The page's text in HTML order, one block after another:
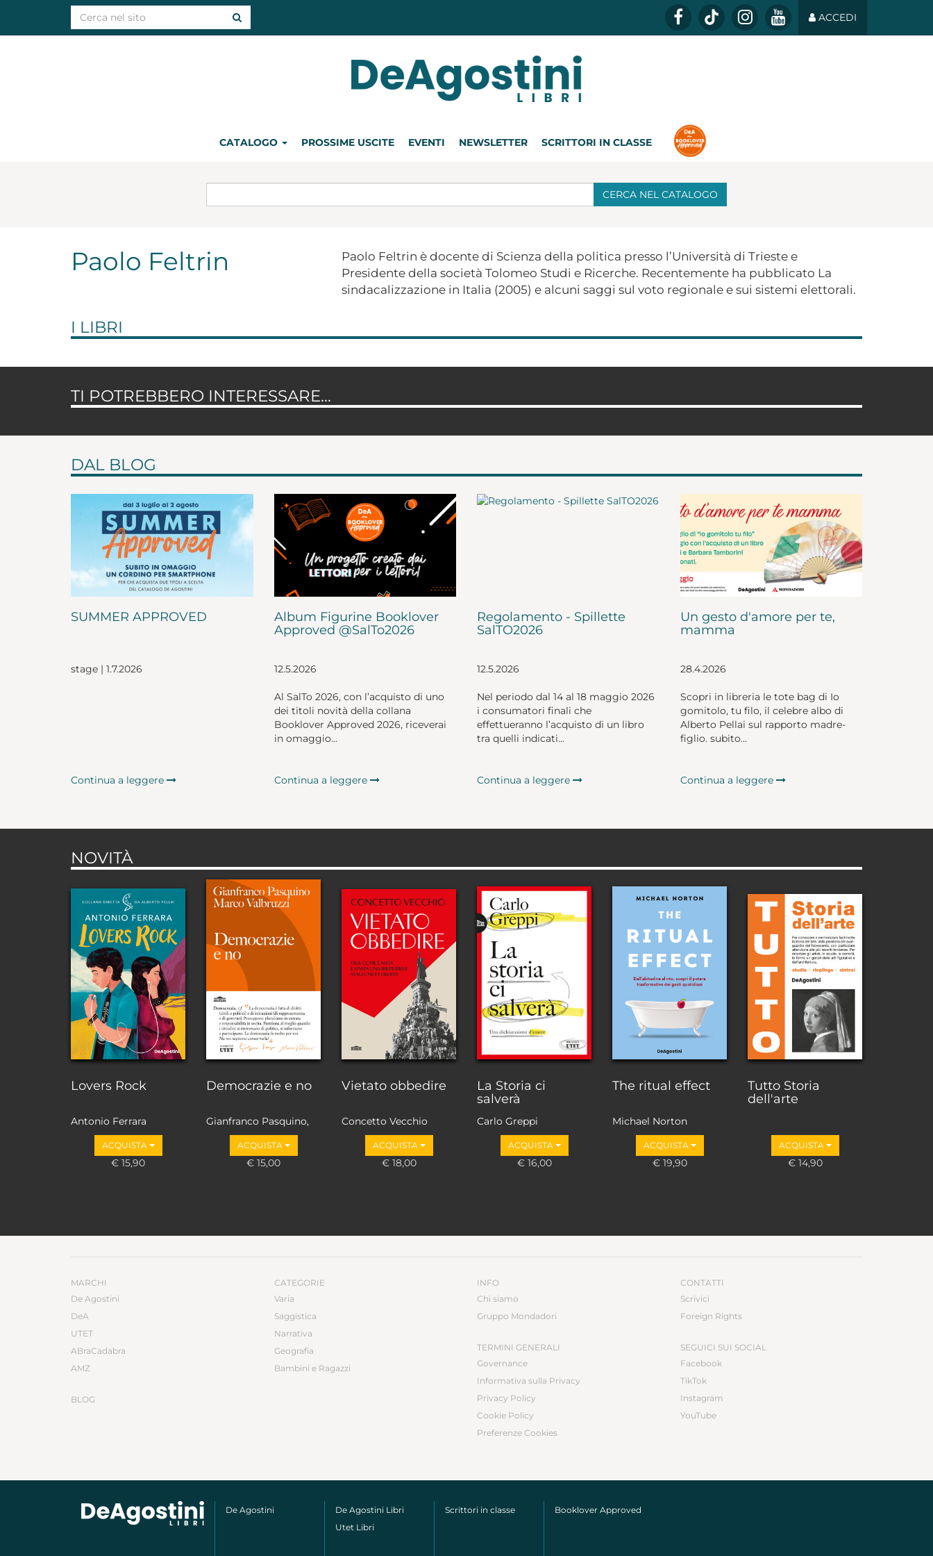
ACCEDI
CATALOGO PROSSIME USCITE EVENTI NEWSLETTER SCRITTORI IN CLASSE
CERCA NEL CATALOGO
Paolo Feltrin
Paolo Feltrin è docente di Scienza della politica presso l’Università di Trieste e
Presidente della società Tolomeo Studi e Ricerche. Recentemente ha pubblicato La
sindacalizzazione in Italia (2005) e alcuni saggi sul voto regionale e sui sistemi elettorali.
I LIBRI
TI POTREBBERO INTERESSARE...
DAL BLOG
SUMMER APPROVED
stage | 1.7.2026
Continua a leggere
Album Figurine Booklover
Approved @SalTo2026
12.5.2026
Al SalTo 2026, con l’acquisto di uno
dei titoli novità della collana
Booklover Approved 2026, riceverai
in omaggio...
Continua a leggere
Regolamento - Spillette
SalTO2026
12.5.2026
Nel periodo dal 14 al 18 maggio 2026
i consumatori finali che
effettueranno l’acquisto di un libro
tra quelli indicati...
Continua a leggere
Un gesto d'amore per te,
mamma
28.4.2026
Scopri in libreria le tote bag di Io
gomitolo, tu filo, il celebre albo di
Alberto Pellai sul rapporto madre-
figlio. subito...
Continua a leggere
NOVITÀ
Lovers Rock
Antonio Ferrara
ACQUISTA
€ 15,90
Democrazie e no
Gianfranco Pasquino,
Marco Valbruzzi
ACQUISTA
€ 15,00
Vietato obbedire
Concetto Vecchio
ACQUISTA
€ 18,00
La Storia ci
salverà
Carlo Greppi
ACQUISTA
€ 16,00
The ritual effect
Michael Norton
ACQUISTA
€ 19,90
Tutto Storia
dell'arte
ACQUISTA
€ 14,90
MARCHI
De Agostini
DeA
UTET
ABraCadabra
AMZ
BLOG
CATEGORIE
Varia
Saggistica
Narrativa
Geografia
Bambini e Ragazzi
INFO
Chi siamo
Gruppo Mondadori
TERMINI GENERALI
Governance
Informativa sulla Privacy
Privacy Policy
Cookie Policy
Preferenze Cookies
CONTATTI
Scrivici
Foreign Rights
SEGUICI SUI SOCIAL
Facebook
TikTok
Instagram
YouTube
De Agostini
De Agostini Libri
Utet Libri
Scrittori in classe Booklover Approved